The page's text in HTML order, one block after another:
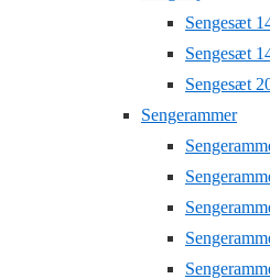
Sengesæt
Sengesæt
Sengesæt
Sengerammer